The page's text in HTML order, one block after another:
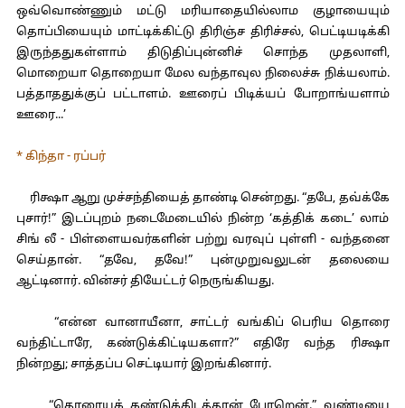
ஒவ்வொண்ணும் மட்டு மரியாதையில்லாம குழாயையும்
தொப்பியையும் மாட்டிக்கிட்டு திரிஞ்ச திரிச்சல், பெட்டியடிக்கி
இருந்ததுகள்ளாம் திடுதிப்புன்னிச் சொந்த முதலாளி,
மொறையா தொறையா மேல வந்தாவுல நிலைச்சு நிக்யலாம்.
பத்தாததுக்குப் பட்டாளம். ஊரைப் பிடிக்யப் போறாங்யளாம்
ஊரை...’
* கிந்தா - ரப்பர்
ரிக்ஷா ஆறு முச்சந்தியைத் தாண்டி சென்றது. “தபே, தவ்க்கே
புசார்!” இடப்புறம் நடைமேடையில் நின்ற ‘கத்திக் கடை’ லாம்
சிங் லீ - பிள்ளையவர்களின் பற்று வரவுப் புள்ளி - வந்தனை
செய்தான். “தவே, தவே!” புன்முறுவலுடன் தலையை
ஆட்டினார். வின்சர் தியேட்டர் நெருங்கியது.
“என்ன வானாயீனா, சாட்டர் வங்கிப் பெரிய தொரை
வந்திட்டாரே, கண்டுக்கிட்டியகளா?” எதிரே வந்த ரிக்ஷா
நின்றது; சாத்தப்ப செட்டியார் இறங்கினார்.